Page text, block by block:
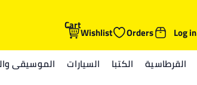
Log in
Orders
Wishlist
Cart
القرطاسية الكتبا السيارات الموسيقى